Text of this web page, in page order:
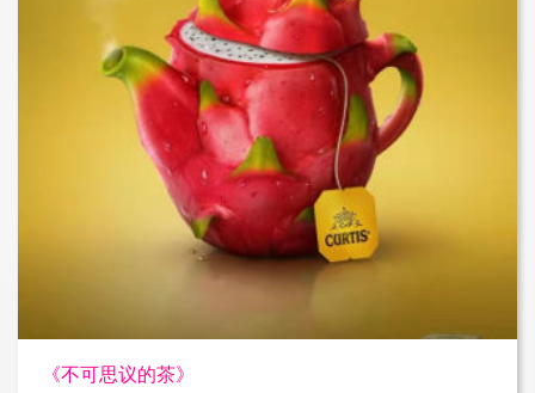
《不可思议的茶》